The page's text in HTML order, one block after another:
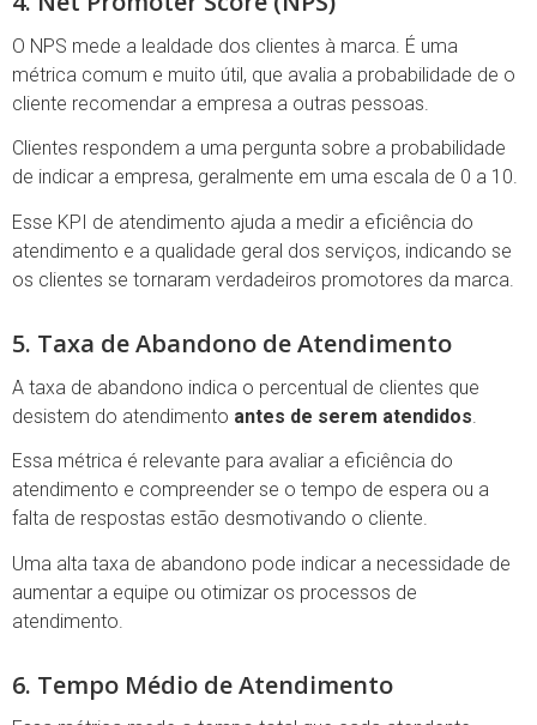
O NPS mede a lealdade dos clientes à marca. É uma
métrica comum e muito útil, que avalia a probabilidade de o
cliente recomendar a empresa a outras pessoas.
Clientes respondem a uma pergunta sobre a probabilidade
de indicar a empresa, geralmente em uma escala de 0 a 10.
Esse KPI de atendimento ajuda a medir a eficiência do
atendimento e a qualidade geral dos serviços, indicando se
os clientes se tornaram verdadeiros promotores da marca.
5. Taxa de Abandono de Atendimento
A taxa de abandono indica o percentual de clientes que
desistem do atendimento antes de serem atendidos
Essa métrica é relevante para avaliar a eficiência do
atendimento e compreender se o tempo de espera ou a
falta de respostas estão desmotivando o cliente.
Uma alta taxa de abandono pode indicar a necessidade de
aumentar a equipe ou otimizar os processos de
atendimento.
6. Tempo Médio de Atendimento